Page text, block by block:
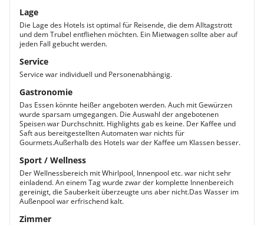
Lage
Die Lage des Hotels ist optimal für Reisende, die dem Alltagstrott
und dem Trubel entfliehen möchten. Ein Mietwagen sollte aber auf
jeden Fall gebucht werden.
Service
Service war individuell und Personenabhängig.
Gastronomie
Das Essen könnte heißer angeboten werden. Auch mit Gewürzen
wurde sparsam umgegangen. Die Auswahl der angebotenen
Speisen war Durchschnitt. Highlights gab es keine. Der Kaffee und
Saft aus bereitgestellten Automaten war nichts für
Gourmets.Außerhalb des Hotels war der Kaffee um Klassen besser.
Sport / Wellness
Der Wellnessbereich mit Whirlpool, Innenpool etc. war nicht sehr
einladend. An einem Tag wurde zwar der komplette Innenbereich
gereinigt, die Sauberkeit überzeugte uns aber nicht.Das Wasser im
Außenpool war erfrischend kalt.
Zimmer